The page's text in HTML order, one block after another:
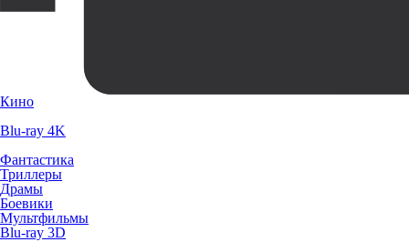
Кино
Blu-ray 4K
Фантастика
Триллеры
Драмы
Боевики
Мультфильмы
Blu-ray 3D